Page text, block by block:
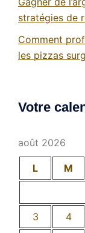
stratégies de
Comment
les pizzas
Votre
août 2026
L M
3
4